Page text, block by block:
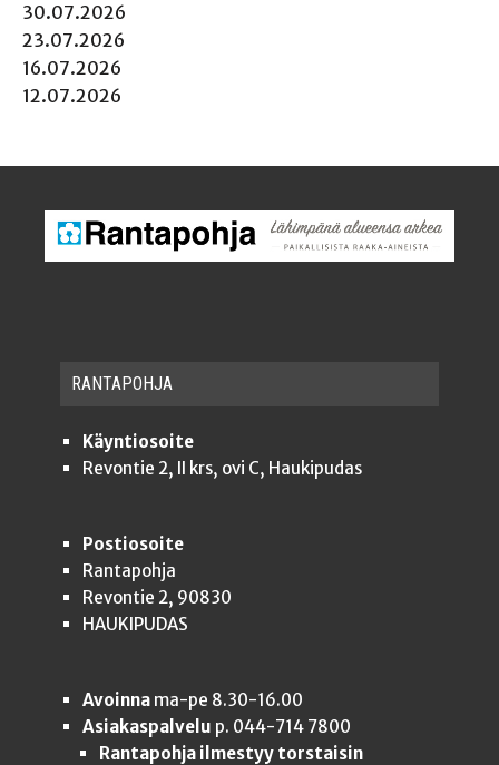
30.07.2026
23.07.2026
16.07.2026
12.07.2026
RAN­TA­POH­JA
Käyntiosoite
Revontie 2, II krs, ovi C, Haukipudas
Postiosoite
Rantapohja
Revontie 2, 90830
HAUKIPUDAS
Avoinnama-pe 8.30-16.00
Asiakaspalvelu p. 044-714 7800
Rantapohja ilmestyy torstaisin